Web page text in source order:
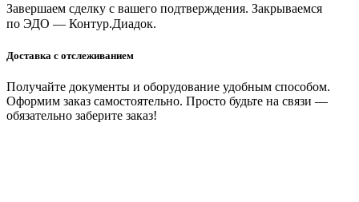
Завершаем сделку с вашего подтверждения. Закрываемся
по ЭДО — Контур.Диадок.
Доставка с отслеживанием
Получайте документы и оборудование удобным способом.
Оформим заказ самостоятельно. Просто будьте на связи —
обязательно заберите заказ!